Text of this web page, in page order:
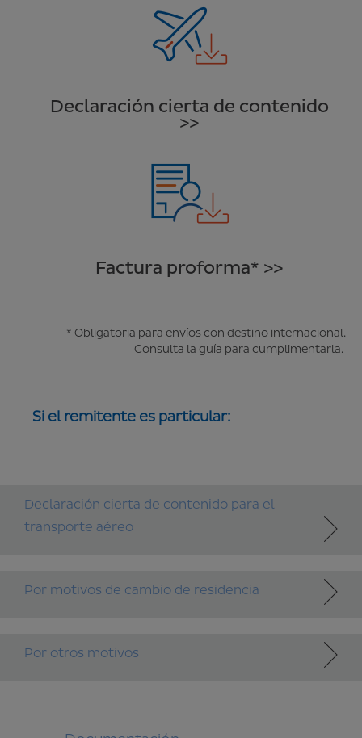
Declaración cierta de contenido
>>
Factura proforma* >>
* Obligatoria para envíos con destino internacional.
Consulta la guía para cumplimentarla.
Si el remitente es particular:
Declaración cierta de contenido para el
transporte aéreo
Por motivos de cambio de residencia
Por otros motivos